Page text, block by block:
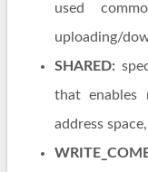
used
uploading/
SHARED:
that enables
address